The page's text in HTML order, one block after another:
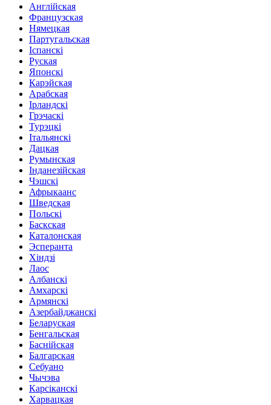
Англійская
Французская
Нямецкая
Партугальская
Іспанскі
Руская
Японскі
Карэйская
Арабская
Ірландскі
Грэчаскі
Турэцкі
Італьянскі
Дацкая
Румынская
Інданезійская
Чэшскі
Афрыкаанс
Шведская
Польскі
Баскская
Каталонская
Эсперанта
Хіндзі
Лаос
Албанскі
Амхарскі
Армянскі
Азербайджанскі
Беларуская
Бенгальская
Баснійская
Балгарская
Себуано
Чычэва
Карсіканскі
Харвацкая